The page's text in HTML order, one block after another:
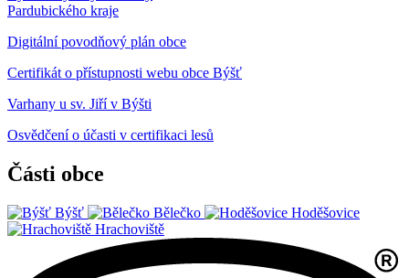
Pardubického kraje
Digitální povodňový plán obce
Certifikát o přístupnosti webu obce Býšť
Varhany u sv. Jiří v Býšti
Osvědčení o účasti v certifikaci lesů
Části obce
Býšť Bělečko
Hoděšovice
Hrachoviště